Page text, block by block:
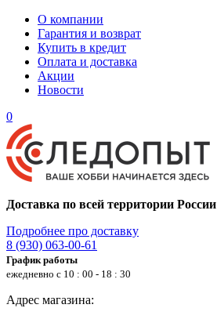
О компании
Гарантия и возврат
Купить в кредит
Оплата и доставка
Акции
Новости
0
Доставка по всей территории России
Подробнее про доставку
8 (930) 063-00-61
График работы
ежедневно с 10 : 00 - 18 : 30
Адрес магазина: